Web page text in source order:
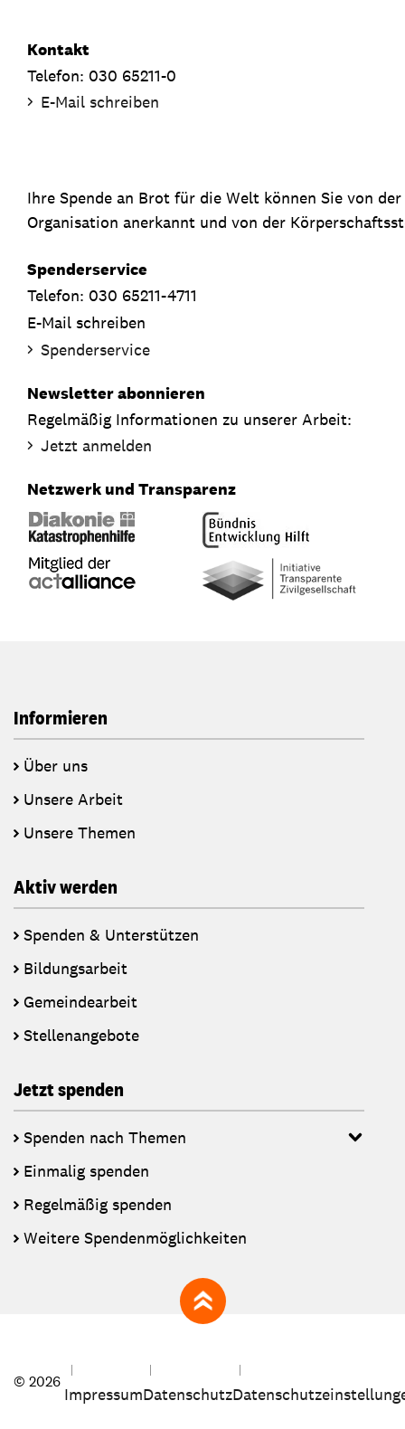
Kontakt
Telefon: 030 65211-0
E-Mail schreiben
Ihre Spende an Brot für die Welt können Sie von
Organisation anerkannt und von der
Spenderservice
Telefon: 030 65211-4711
E-Mail schreiben
Spenderservice
Newsletter abonnieren
Regelmäßig Informationen zu unserer Arbeit:
Jetzt anmelden
Netzwerk und Transparenz
Informieren
Über uns
Unsere Arbeit
Unsere Themen
Aktiv werden
Spenden & Unterstützen
Bildungsarbeit
Gemeindearbeit
Stellenangebote
Jetzt spenden
Spenden nach Themen
Einmalig spenden
Regelmäßig spenden
Weitere Spendenmöglichkeiten
zum Seitenanfang
© 2026
ImpressumDatenschutz